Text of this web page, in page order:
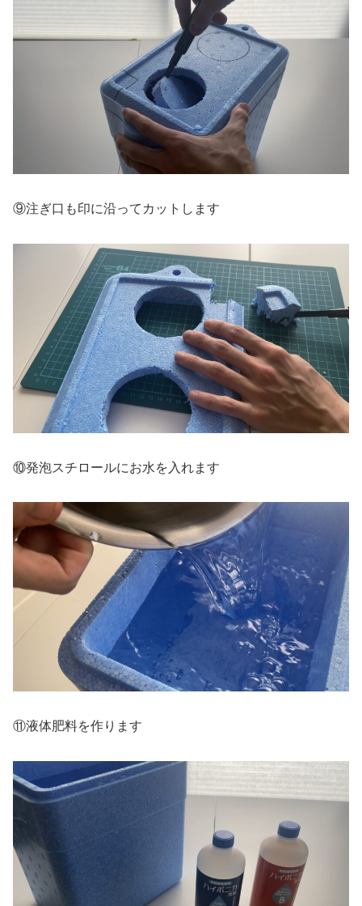
⑨注ぎ口も印に沿ってカットします
⑩発泡スチロールにお水を入れます
⑪液体肥料を作ります